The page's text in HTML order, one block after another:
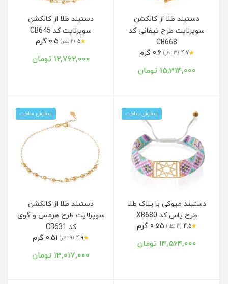
دستبند طلا از کالکشن
سوپرلایت طرح تیفانی کد
CB668
★
4.7 (3 نظر) 0.6 گرم
15,314,000 تومان
دستبند طلا از کالکشن
سوپرلایت کد CB645
★
5 (2 نظر)
12,762,000 تومان
سفارش ساخت
دستبند میوکی با پلاک طلا
طرح یاس کد XB680
★
4.5 (4 نظر)
14,564,000 تومان
سفارش ساخت
دستبند طلا از کالکشن
سوپرلایت طرح هرمس و گوی
کد CB631
★
4.9 (9 نظر)
13,017,000 تومان